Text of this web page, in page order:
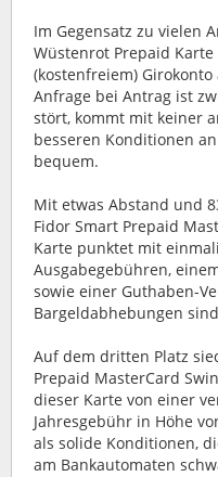
Im Gegensatz zu vielen
Wüstenrot Prepaid
(kostenfreiem)
Anfrage bei Antrag ist
stört, kommt mit keiner
besseren Konditionen
bequem.
Mit etwas Abstand und
Fidor Smart Prepaid
Karte punktet mit
Ausgabegebühren,
sowie einer Guthaben-
Bargeldabhebungen
Auf dem dritten Platz
Prepaid MasterCard
dieser Karte von einer
Jahresgebühr in Höhe
als solide Konditionen,
am Bankautomaten